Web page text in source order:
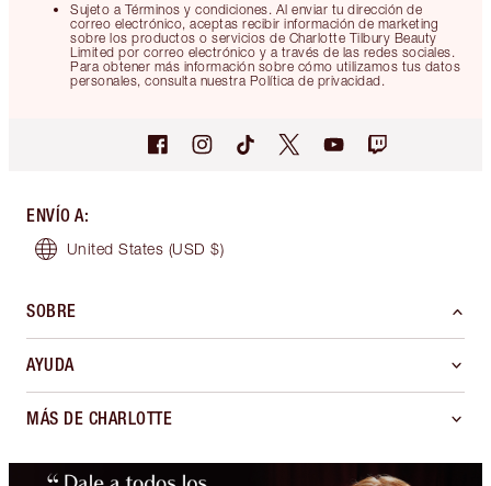
Sujeto a Términos y condiciones. Al enviar tu dirección de
correo electrónico, aceptas recibir información de marketing
sobre los productos o servicios de Charlotte Tilbury Beauty
Limited por correo electrónico y a través de las redes sociales.
Para obtener más información sobre cómo utilizamos tus datos
personales, consulta nuestra Política de privacidad.
ENVÍO A:
United States (USD $)
SOBRE
AYUDA
MÁS DE CHARLOTTE